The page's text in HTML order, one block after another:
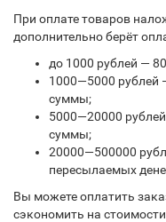
При оплате товаров
дополнительно берёт
до 1000 рублей —
1000—5000 рублей
суммы;
5000—20000
суммы;
20000—500000
пересылаемых
Вы можете оплатить
сэкономить на